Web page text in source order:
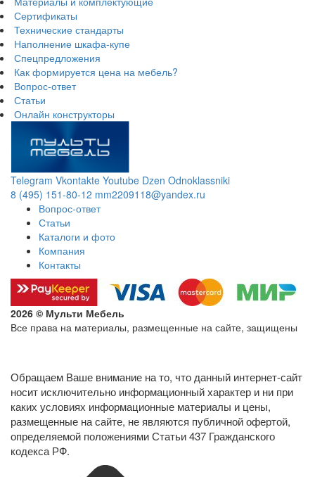
Сертификаты
Технические стандарты
Наполнение шкафа-купе
Спецпредложения
Как формируется цена на мебель?
Вопрос-ответ
Статьи
Онлайн конструкторы
Telegram Vkontakte Youtube Dzen Odnoklassniki
8 (495) 151-80-12 mm2209118@yandex.ru
Вопрос-ответ
Статьи
Каталоги и фото
Компания
Контакты
2026 © Мульти Мебель
Все права на материалы, размещенные на сайте, защищены
Обращаем Ваше внимание на то, что данный интернет-сайт
носит исключительно информационный характер и ни при
каких условиях информационные материалы и цены,
размещенные на сайте, не являются публичной офертой,
определяемой положениями Статьи 437 Гражданского
кодекса РФ.